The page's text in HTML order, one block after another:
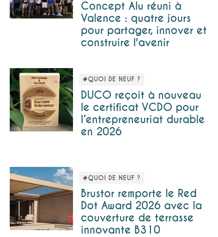
Concept Alu réuni à
Valence : quatre jours
pour partager, innover et
construire l'avenir
#QUOI DE NEUF ?
DUCO reçoit à nouveau
le certificat VCDO pour
l’entrepreneuriat durable
en 2026
#QUOI DE NEUF ?
Brustor remporte le Red
Dot Award 2026 avec la
couverture de terrasse
innovante B310